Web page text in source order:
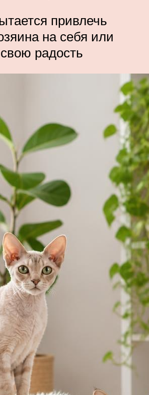
привлечь
на себя или
радость